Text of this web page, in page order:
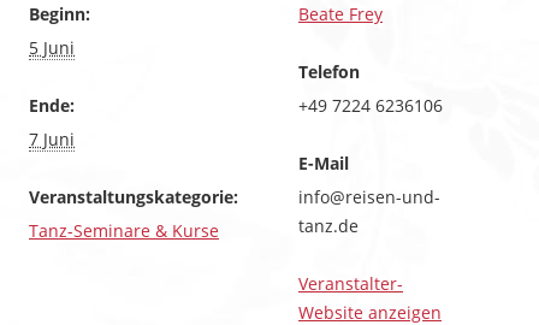
Beginn:
5 Juni
Ende:
7 Juni
Veranstaltungskategorie:
Tanz-Seminare & Kurse
Beate Frey
Telefon
+49 7224 6236106
E-Mail
info@reisen-und-
tanz.de
Veranstalter-
Website anzeigen